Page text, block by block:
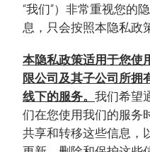
“我们”）非常重视您的
息，只会按照本隐私政
本隐私政策适用于您使
限公司及其子公司所拥
线下的服务。 我们希望
们在您使用我们的服务
共享和转移这些信息，